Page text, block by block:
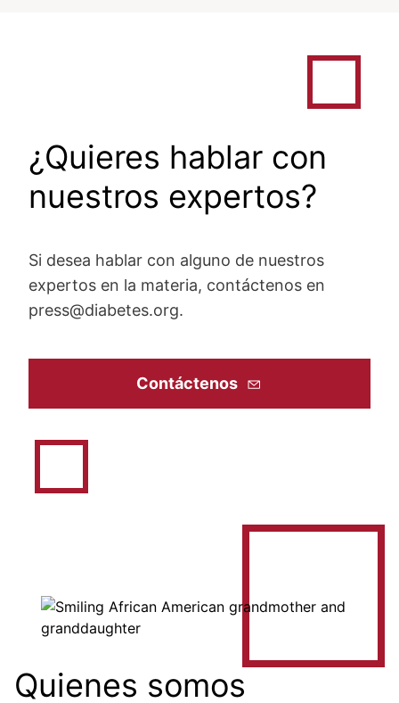
¿Quieres hablar con
nuestros expertos?
Si desea hablar con alguno de nuestros
expertos en la materia, contáctenos en
press@diabetes.org.
Contáctenos
Quienes somos
Image